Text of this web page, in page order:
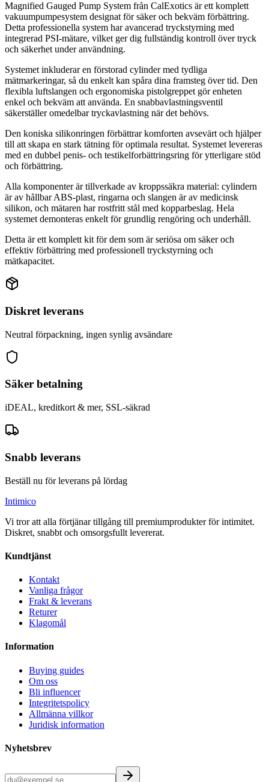
Magnified Gauged Pump System från CalExotics är ett komplett
vakuumpumpesystem designat för säker och bekväm förbättring.
Detta professionella system har avancerad tryckstyrning med
integrerad PSI-mätare, vilket ger dig fullständig kontroll över tryck
och säkerhet under användning.
Systemet inkluderar en förstorad cylinder med tydliga
mätmarkeringar, så du enkelt kan spåra dina framsteg över tid. Den
flexibla luftslangen och ergonomiska pistolgreppet gör enheten
enkel och bekväm att använda. En snabbavlastningsventil
säkerställer omedelbar tryckavlastning när det behövs.
Den koniska silikonringen förbättrar komforten avsevärt och hjälper
till att skapa en stark tätning för optimala resultat. Systemet levereras
med en dubbel penis- och testikelforbättringsring för ytterligare stöd
och förbättring.
Alla komponenter är tillverkade av kroppssäkra material: cylindern
är av hållbar ABS-plast, ringarna och slangen är av medicinsk
silikon, och mätaren har rostfritt stål med kopparbeslag. Hela
systemet demonteras enkelt för grundlig rengöring och underhåll.
Detta är ett komplett kit för dem som är seriösa om säker och
effektiv förbättring med professionell tryckstyrning och
mätkapacitet.
Diskret leverans
Neutral förpackning, ingen synlig avsändare
Säker betalning
iDEAL, kreditkort & mer, SSL-säkrad
Snabb leverans
Beställ nu för leverans på lördag
Intimico
Vi tror att alla förtjänar tillgång till premiumprodukter för intimitet.
Diskret, snabbt och omsorgsfullt levererat.
Kundtjänst
Kontakt
Vanliga frågor
Frakt & leverans
Returer
Klagomål
Information
Buying guides
Om oss
Bli influencer
Integritetspolicy
Allmänna villkor
Juridisk information
Nyhetsbrev